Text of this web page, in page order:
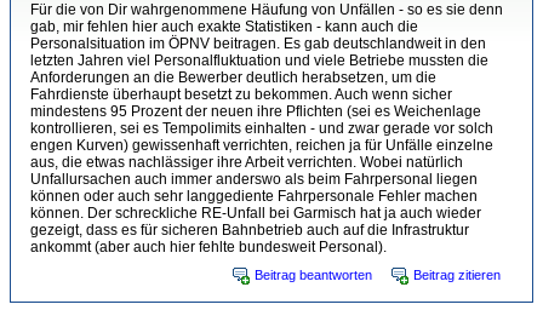
Für die von Dir wahrgenommene Häufung von Unfällen - so es sie denn
gab, mir fehlen hier auch exakte Statistiken - kann auch die
Personalsituation im ÖPNV beitragen. Es gab deutschlandweit in den
letzten Jahren viel Personalfluktuation und viele Betriebe mussten die
Anforderungen an die Bewerber deutlich herabsetzen, um die
Fahrdienste überhaupt besetzt zu bekommen. Auch wenn sicher
mindestens 95 Prozent der neuen ihre Pflichten (sei es Weichenlage
kontrollieren, sei es Tempolimits einhalten - und zwar gerade vor solch
engen Kurven) gewissenhaft verrichten, reichen ja für Unfälle einzelne
aus, die etwas nachlässiger ihre Arbeit verrichten. Wobei natürlich
Unfallursachen auch immer anderswo als beim Fahrpersonal liegen
können oder auch sehr langgediente Fahrpersonale Fehler machen
können. Der schreckliche RE-Unfall bei Garmisch hat ja auch wieder
gezeigt, dass es für sicheren Bahnbetrieb auch auf die Infrastruktur
ankommt (aber auch hier fehlte bundesweit Personal).
Beitrag beantworten Beitrag zitieren